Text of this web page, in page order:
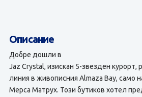
Описание
Добре дошли в
Jaz Crystal, изискан 5-звезден курорт,
линия в живописния Almaza Bay, само
Мерса Матрух. Този бутиков хотел